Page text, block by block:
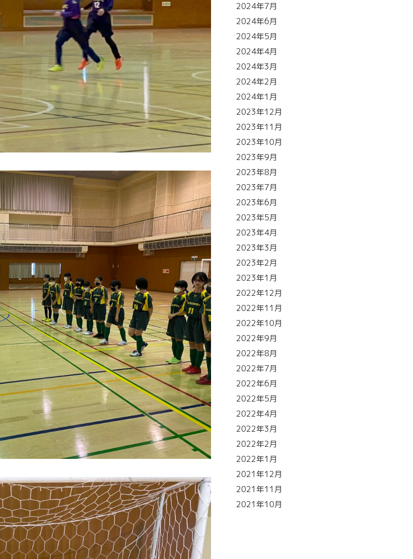
2024年7月
2024年6月
2024年5月
2024年4月
2024年3月
2024年2月
2024年1月
2023年12月
2023年11月
2023年10月
2023年9月
2023年8月
2023年7月
2023年6月
2023年5月
2023年4月
2023年3月
2023年2月
2023年1月
2022年12月
2022年11月
2022年10月
2022年9月
2022年8月
2022年7月
2022年6月
2022年5月
2022年4月
2022年3月
2022年2月
2022年1月
2021年12月
2021年11月
2021年10月